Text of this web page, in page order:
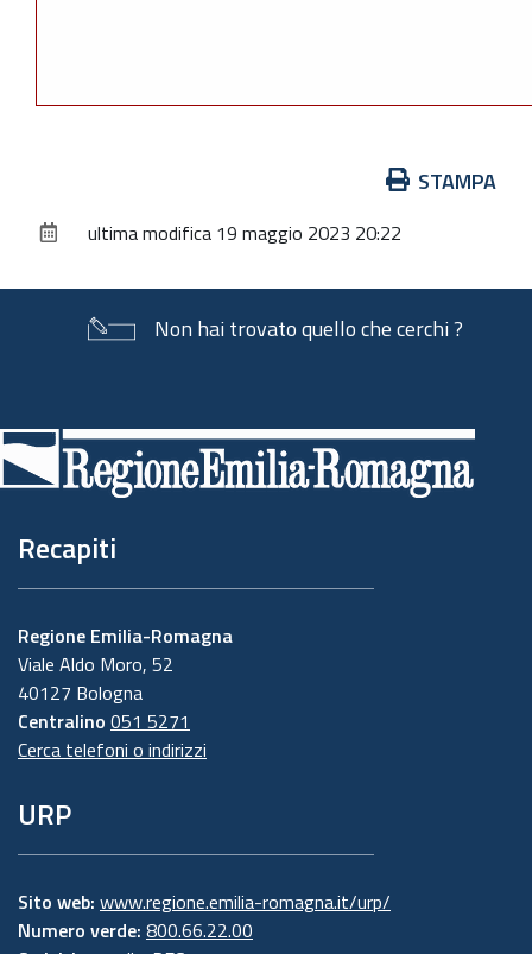
documento
STAMPA
ultima modifica 19 maggio 2023 20:22
Non hai trovato quello che cerchi ?
di
pagina
Recapiti
Regione Emilia-Romagna
Viale Aldo Moro, 52
40127 Bologna
Centralino 051 5271
Cerca telefoni o indirizzi
URP
Sito web: www.regione.emilia-romagna.it/urp/
Numero verde: 800.66.22.00